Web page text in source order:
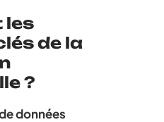
les
de la
?
données